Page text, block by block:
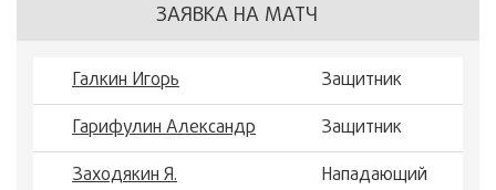
ЗАЯВКА НА МАТЧ
Галкин Игорь
Защитник
Гарифулин Александр
Защитник
Заходякин Я.
Нападающий